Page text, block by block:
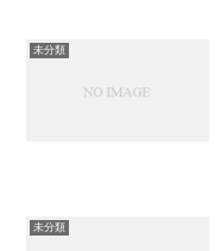
未分類
未分類